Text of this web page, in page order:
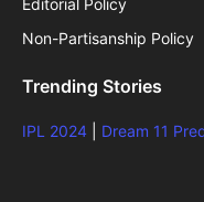
Non-Partisanship Policy
Trending Stories
IPL 2024 Dream 11